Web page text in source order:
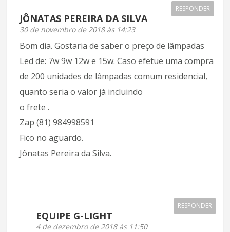
JÔNATAS PEREIRA DA SILVA
30 de novembro de 2018 às 14:23
RESPONDER
Bom dia. Gostaria de saber o preço de lâmpadas
Led de: 7w 9w 12w e 15w. Caso efetue uma compra
de 200 unidades de lâmpadas comum residencial,
quanto seria o valor já incluindo
o frete .
Zap (81) 984998591
Fico no aguardo.
Jônatas Pereira da Silva.
EQUIPE G-LIGHT
4 de dezembro de 2018 às 11:50
RESPONDER